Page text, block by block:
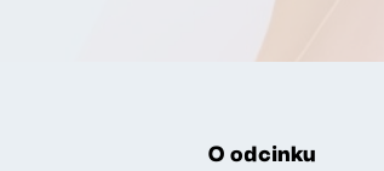
O odcinku